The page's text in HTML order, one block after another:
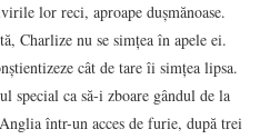
lor reci, aproape duşmănoase.
Charlize nu se simţea în apele ei.
cât de tare îi simţea lipsa.
special ca să-i zboare gândul de la
într-un acces de furie, după trei